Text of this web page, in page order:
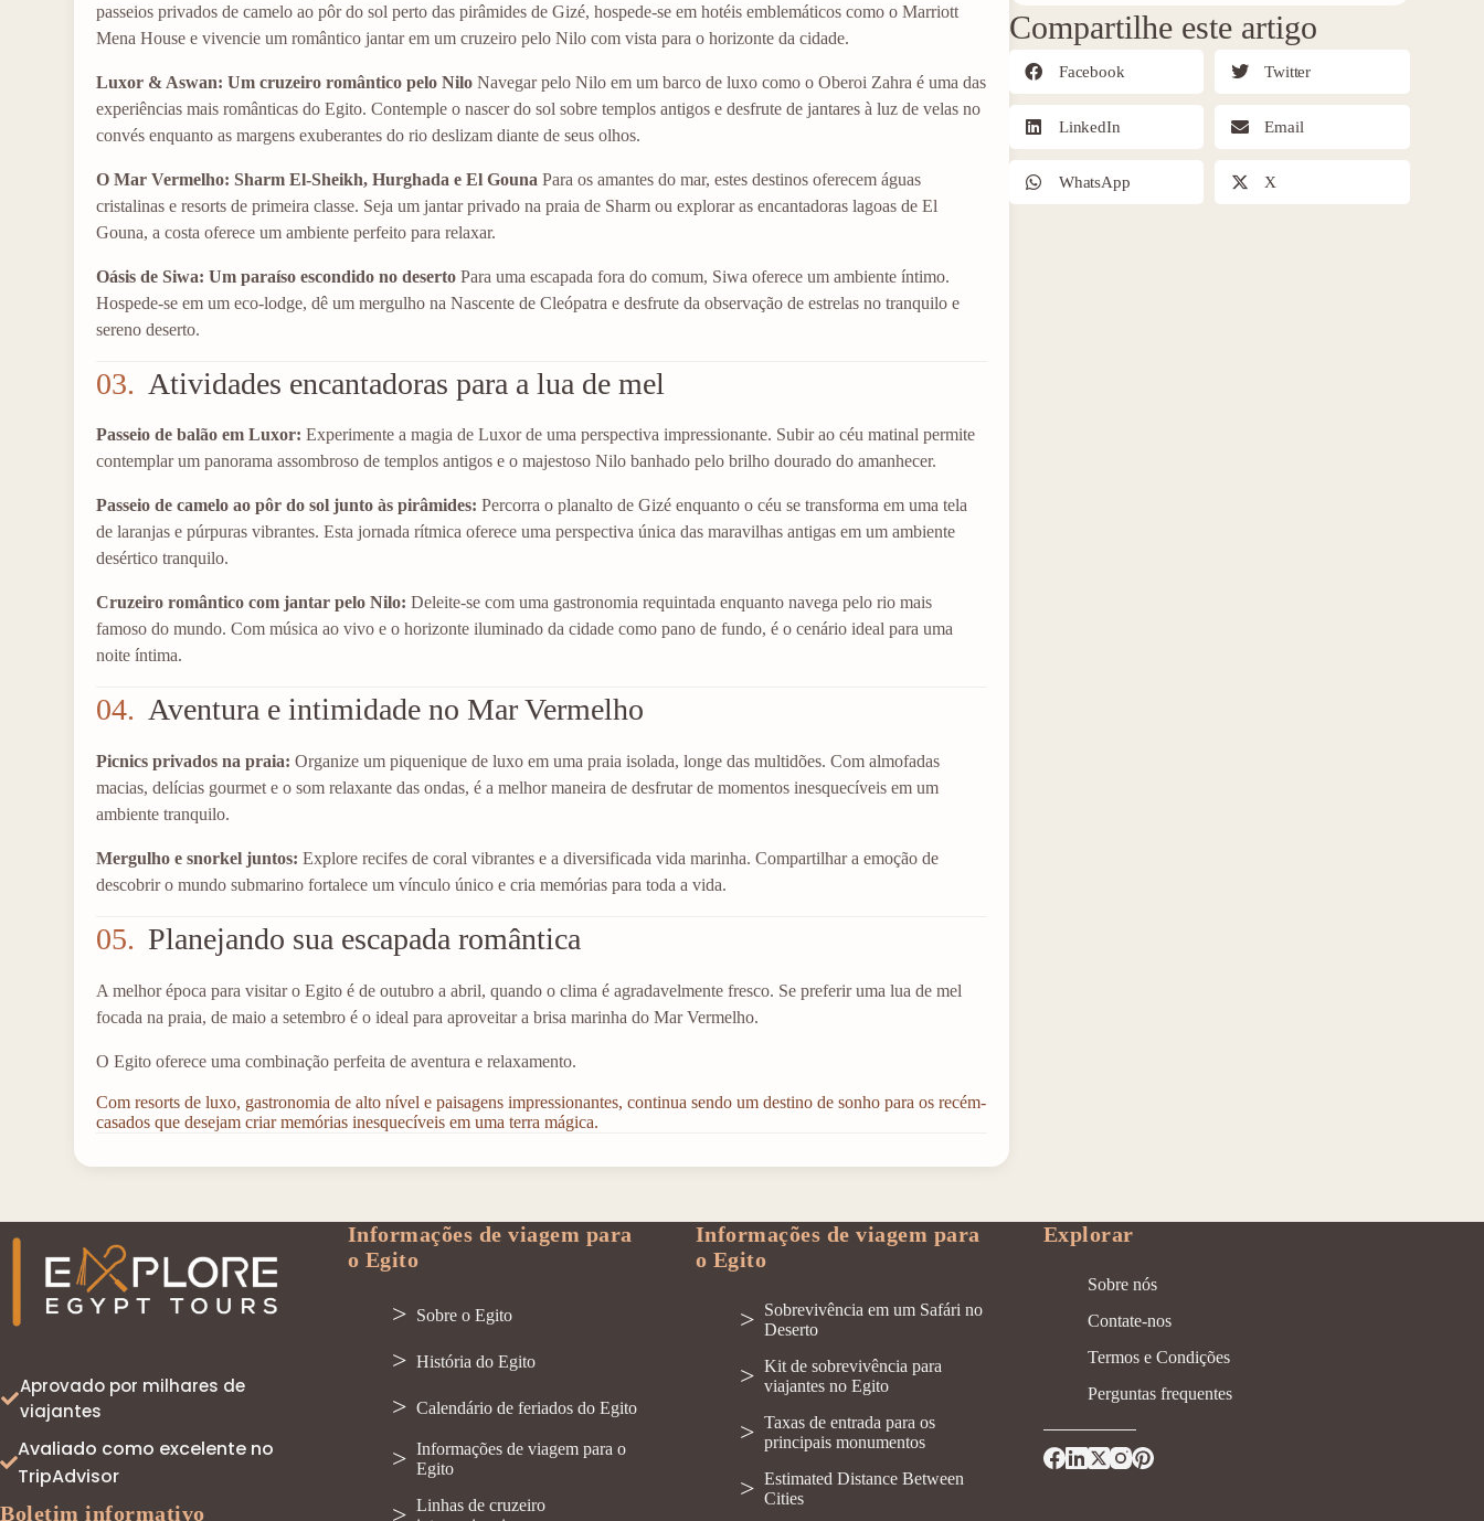
passeios privados de camelo ao pôr do sol perto das pirâmides de Gizé, hospede-se em hotéis emblemáticos como o Marriott
Mena House e vivencie um romântico jantar em um cruzeiro pelo Nilo com vista para o horizonte da cidade.
Luxor & Aswan: Um cruzeiro romântico pelo Nilo Navegar pelo Nilo em um barco de luxo como o Oberoi Zahra é uma das
experiências mais românticas do Egito. Contemple o nascer do sol sobre templos antigos e desfrute de jantares à luz de velas no
convés enquanto as margens exuberantes do rio deslizam diante de seus olhos.
O Mar Vermelho: Sharm El-Sheikh, Hurghada e El Gouna Para os amantes do mar, estes destinos oferecem águas
cristalinas e resorts de primeira classe. Seja um jantar privado na praia de Sharm ou explorar as encantadoras lagoas de El
Gouna, a costa oferece um ambiente perfeito para relaxar.
Oásis de Siwa: Um paraíso escondido no deserto Para uma escapada fora do comum, Siwa oferece um ambiente íntimo.
Hospede-se em um eco-lodge, dê um mergulho na Nascente de Cleópatra e desfrute da observação de estrelas no tranquilo e
sereno deserto.
03. Atividades encantadoras para a lua de mel
Passeio de balão em Luxor: Experimente a magia de Luxor de uma perspectiva impressionante. Subir ao céu matinal permite
contemplar um panorama assombroso de templos antigos e o majestoso Nilo banhado pelo brilho dourado do amanhecer.
Passeio de camelo ao pôr do sol junto às pirâmides: Percorra o planalto de Gizé enquanto o céu se transforma em uma tela
de laranjas e púrpuras vibrantes. Esta jornada rítmica oferece uma perspectiva única das maravilhas antigas em um ambiente
desértico tranquilo.
Cruzeiro romântico com jantar pelo Nilo: Deleite-se com uma gastronomia requintada enquanto navega pelo rio mais
famoso do mundo. Com música ao vivo e o horizonte iluminado da cidade como pano de fundo, é o cenário ideal para uma
noite íntima.
04. Aventura e intimidade no Mar Vermelho
Picnics privados na praia: Organize um piquenique de luxo em uma praia isolada, longe das multidões. Com almofadas
macias, delícias gourmet e o som relaxante das ondas, é a melhor maneira de desfrutar de momentos inesquecíveis em um
ambiente tranquilo.
Mergulho e snorkel juntos: Explore recifes de coral vibrantes e a diversificada vida marinha. Compartilhar a emoção de
descobrir o mundo submarino fortalece um vínculo único e cria memórias para toda a vida.
05. Planejando sua escapada romântica
A melhor época para visitar o Egito é de outubro a abril, quando o clima é agradavelmente fresco. Se preferir uma lua de mel
focada na praia, de maio a setembro é o ideal para aproveitar a brisa marinha do Mar Vermelho.
O Egito oferece uma combinação perfeita de aventura e relaxamento.
Com resorts de luxo, gastronomia de alto nível e paisagens impressionantes, continua sendo um destino de sonho para os recém-
casados que desejam criar memórias inesquecíveis em uma terra mágica.
Compartilhe este artigo
Facebook Twitter
LinkedIn Email
WhatsApp X
Aprovado por milhares de
viajantes
Avaliado como excelente no
TripAdvisor
Boletim informativo
Informações de viagem para
o Egito
Sobre o Egito
História do Egito
Calendário de feriados do Egito
Informações de viagem para o
Egito
Linhas de cruzeiro
Informações de viagem para
o Egito
Sobrevivência em um Safári no
Deserto
Kit de sobrevivência para
viajantes no Egito
Taxas de entrada para os
principais monumentos
Estimated Distance Between
Cities
Explorar
Sobre nós
Contate-nos
Termos e Condições
Perguntas frequentes